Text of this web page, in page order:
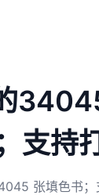
支持
张填色书；